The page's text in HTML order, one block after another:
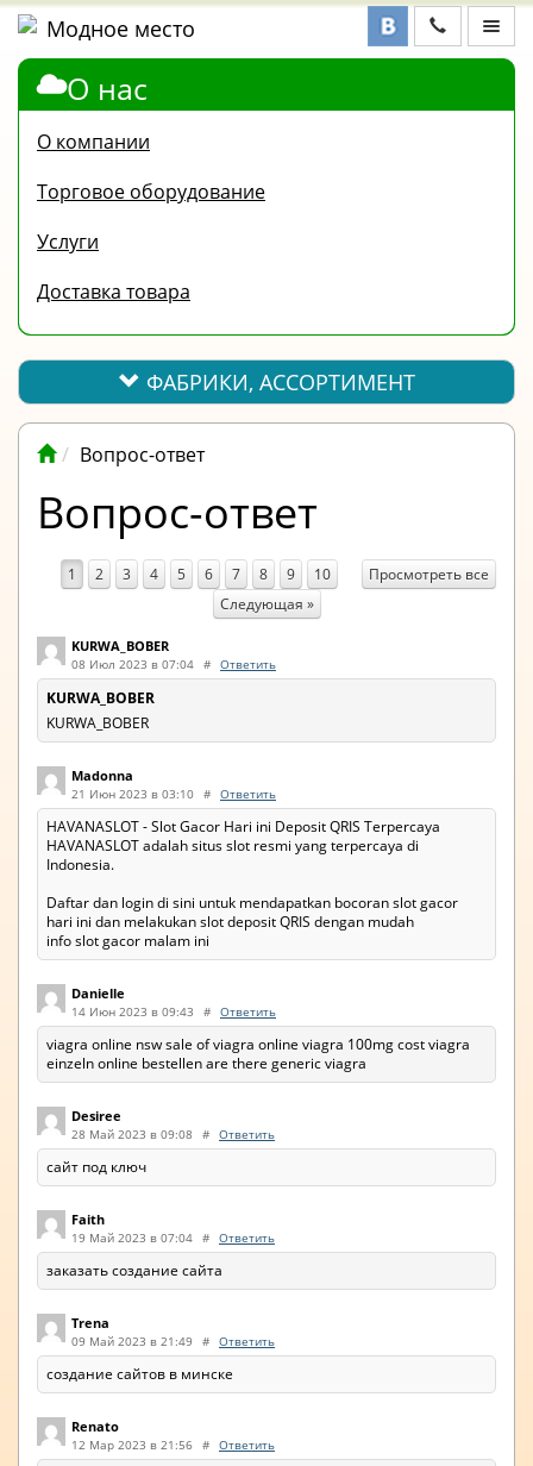
ФАБРИКИ,
ОТВЕТ
ПОЛЕЗНАЯ
ИНФОРМАЦИЯ
ВАКАНСИИ
ОПЛАТА
О нас
О компании
Торговое оборудование
Услуги
Доставка товара
ФАБРИКИ, АССОРТИМЕНТ
Вопрос-ответ
Вопрос-ответ
Просмотреть все
1 2 3 4 5 6 7 8 9
10
Следующая »
KURWA_BOBER
08 Июл 2023 в 07:04 # Ответить
KURWA_BOBER
KURWA_BOBER
Madonna
21 Июн 2023 в 03:10 # Ответить
HAVANASLOT - Slot Gacor Hari ini Deposit QRIS Terpercaya
HAVANASLOT adalah situs slot resmi yang terpercaya di
Indonesia.
Daftar dan login di sini untuk mendapatkan bocoran slot gacor
hari ini dan melakukan slot deposit QRIS dengan mudah
info slot gacor malam ini
Danielle
14 Июн 2023 в 09:43 # Ответить
viagra online nsw sale of viagra online viagra 100mg cost viagra
einzeln online bestellen are there generic viagra
Desiree
28 Май 2023 в 09:08 # Ответить
сайт под ключ
Faith
19 Май 2023 в 07:04 # Ответить
заказать создание сайта
Trena
09 Май 2023 в 21:49 # Ответить
создание сайтов в минске
Renato
12 Мар 2023 в 21:56 # Ответить